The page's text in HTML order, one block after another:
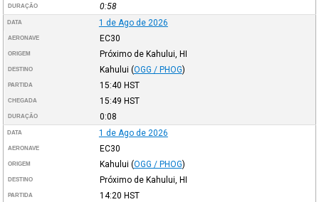
DURAÇÃO 0:58
DATA 1 de Ago de 2026
AERONAVE EC30
ORIGEM Próximo de Kahului, HI
DESTINO Kahului (OGG / PHOG)
PARTIDA 15:40 HST
CHEGADA 15:49 HST
DURAÇÃO 0:08
DATA 1 de Ago de 2026
AERONAVE EC30
ORIGEM Kahului (OGG / PHOG)
DESTINO Próximo de Kahului, HI
PARTIDA 14:20 HST